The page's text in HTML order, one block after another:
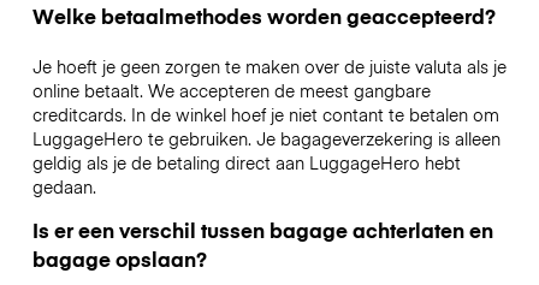
Welke betaalmethodes worden geaccepteerd?
Je hoeft je geen zorgen te maken over de juiste valuta als je
online betaalt. We accepteren de meest gangbare
creditcards. In de winkel hoef je niet contant te betalen om
LuggageHero te gebruiken. Je bagageverzekering is alleen
geldig als je de betaling direct aan LuggageHero hebt
gedaan.
Is er een verschil tussen bagage achterlaten en
bagage opslaan?